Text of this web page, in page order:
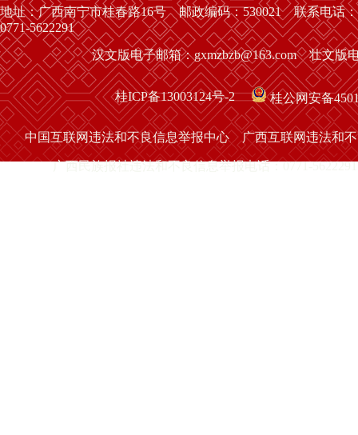
地址：广西南宁市桂春路16号 邮政编码：530021 联系电话：
0771-5622291
汉文版电子邮箱：gxmzbzb@163.com 壮文版
桂ICP备13003124号-2 桂公网安备
中国互联网违法和不良信息举报中心 广西互联网违法和
广西民族报社违法和不良信息举报电话：0771-